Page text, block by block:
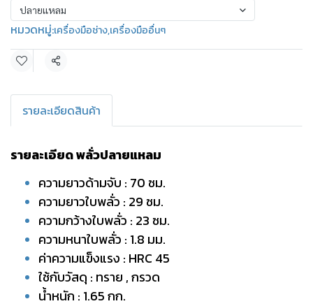
ปลายเเหลม
หมวดหมู่:เครื่องมือช่าง,เครื่องมืออื่นๆ
แชร์
รายละเอียดสินค้า
รายละเอียด พลั่วปลายแหลม
ความยาวด้ามจับ : 70 ซม.
ความยาวใบพลั่ว : 29 ซม.
ความกว้างใบพลั่ว : 23 ซม.
ความหนาใบพลั่ว : 1.8 มม.
ค่าความแข็งแรง : HRC 45
ใช้กับวัสดุ : ทราย , กรวด
น้ำหนัก : 1.65 กก.